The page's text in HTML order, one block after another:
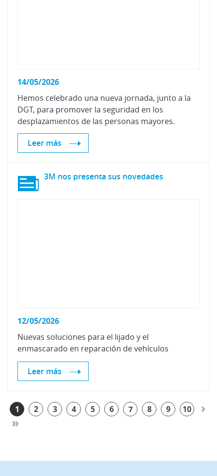
14/05/2026
Hemos celebrado una nueva jornada, junto a la
DGT, para promover la seguridad en los
desplazamientos de las personas mayores.
Leer más
3M nos presenta sus novedades
12/05/2026
Nuevas soluciones para el lijado y el
enmascarado en reparación devehículos
Leer más
1 2 3 4 5 6 7 8 9 10
›
»